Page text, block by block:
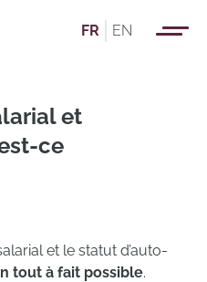
FR EN
et
ce
et le statut d’auto-
tout à fait possible.